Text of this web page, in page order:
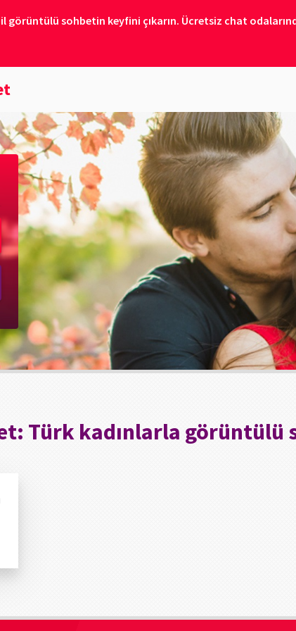
görüntülü sohbetin keyfini çıkarın. Ücretsiz chat
Türk kadınlarla görüntülü